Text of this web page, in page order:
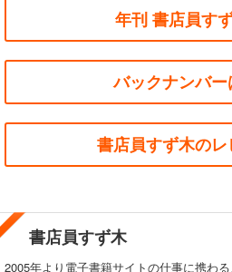
年刊 書店員す
バックナンバー
書店員すず木の
書店員すず木
2005年より電子書籍サイトの仕事に携わ